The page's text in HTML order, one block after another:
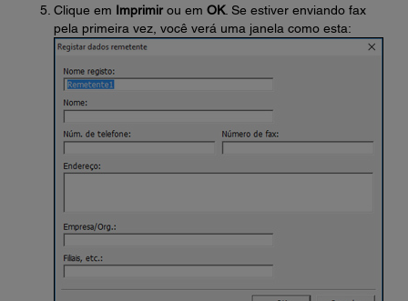
Clique em Imprimirou em OK. Se estiver enviando fax
pela primeira vez, você verá uma janela como esta: